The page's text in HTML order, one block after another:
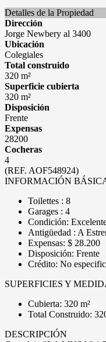
Detalles de la Propiedad
Dirección
Jorge Newbery al 3400
Ubicación
Colegiales
Total construido
320 m²
Superficie cubierta
320 m²
Disposición
Frente
Expensas
28200
Cocheras
4
(REF. AOF548924)
INFORMACIÓN
Toilettes : 8
Garages : 4
Condición:
Antigüedad : A
Expensas: $ 28.200
Disposición: Frente
Crédito: No
SUPERFICIES Y
Cubierta: 320 m²
Total Construido:
DESCRIPCIÓN